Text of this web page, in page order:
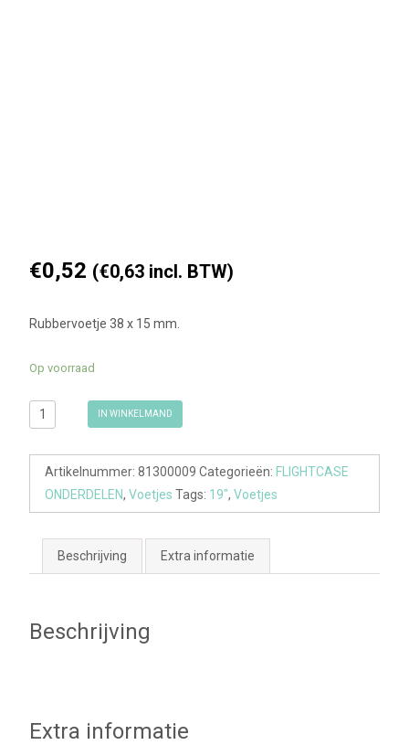
€0,52 (€0,63 incl. BTW)
Rubbervoetje 38 x 15 mm.
Op voorraad
Rubbervoetje
aantal
IN WINKELMAND
Artikelnummer: 81300009 Categorieën: FLIGHTCASE
ONDERDELEN, Voetjes Tags: 19", Voetjes
Beschrijving Extra informatie
Beschrijving
Extra informatie